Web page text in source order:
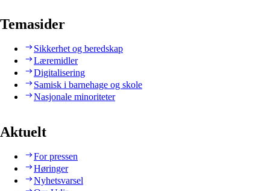
Temasider
Sikkerhet og beredskap
Læremidler
Digitalisering
Samisk i barnehage og skole
Nasjonale minoriteter
Aktuelt
For pressen
Høringer
Nyhetsvarsel